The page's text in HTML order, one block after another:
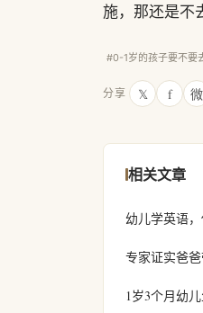
施，那还是不
#0-1岁的孩子要不要
分享 𝕏 f 微
相关文章
幼儿学英语
专家证实爸
1岁3个月幼